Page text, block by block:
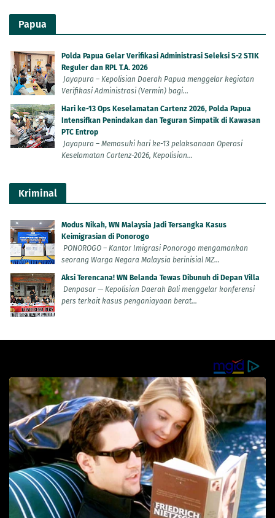
Papua
Polda Papua Gelar Verifikasi Administrasi Seleksi S-2 STIK
Reguler dan RPL T.A. 2026
Jayapura – Kepolisian Daerah Papua menggelar kegiatan
Verifikasi Administrasi (Vermin) bagi...
Hari ke-13 Ops Keselamatan Cartenz 2026, Polda Papua
Intensifkan Penindakan dan Teguran Simpatik di Kawasan
PTC Entrop
Jayapura – Memasuki hari ke-13 pelaksanaan Operasi
Keselamatan Cartenz-2026, Kepolisian...
Kriminal
Modus Nikah, WN Malaysia Jadi Tersangka Kasus
Keimigrasian di Ponorogo
PONOROGO – Kantor Imigrasi Ponorogo mengamankan
seorang Warga Negara Malaysia berinisial MZ...
Aksi Terencana! WN Belanda Tewas Dibunuh di Depan Villa
Denpasar — Kepolisian Daerah Bali menggelar konferensi
pers terkait kasus penganiayaan berat...